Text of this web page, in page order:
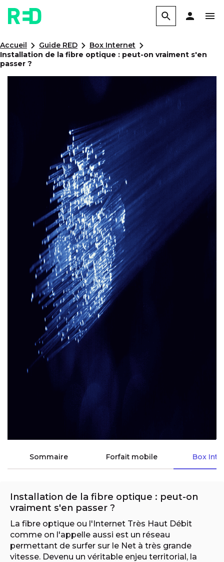
Accueil Guide RED
Box Internet
Installation de la fibre optique : peut-on vraiment s'en
passer ?
Sommaire Forfait mobile Box
Installation de la fibre optique : peut-on
vraiment s'en passer ?
La fibre optique ou l'Internet Très Haut Débit
comme on l'appelle aussi est un réseau
permettant de surfer sur le Net à très grande
vitesse. Devenu un véritable enjeu territorial, la